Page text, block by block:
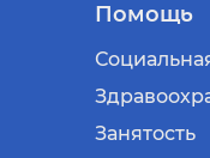
Помощь
Занятость